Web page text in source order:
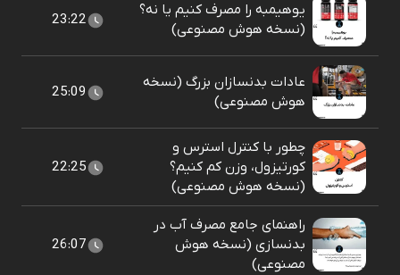
یوهیمبه را مصرف کنیم یا نه؟
(نسخه هوش مصنوعی)
23:22
عادات بدنسازان بزرگ (نسخه
هوش مصنوعی)
25:09
چطور با کنترل استرس و
کورتیزول، وزن کم کنیم؟
(نسخه هوش مصنوعی)
22:25
راهنمای جامع مصرف آب در
بدنسازی (نسخه هوش
مصنوعی)
26:07